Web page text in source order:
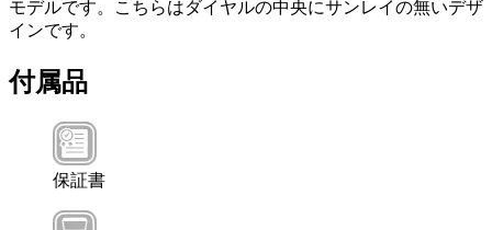
モデルです。こちらはダイヤルの中央にサンレイの無いデザ
インです。
付属品
保証書